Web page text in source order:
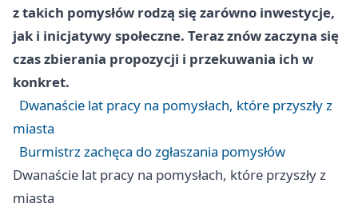
z takich pomysłów rodzą się zarówno inwestycje,
jak i inicjatywy społeczne. Teraz znów zaczyna się
czas zbierania propozycji i przekuwania ich w
konkret.
Dwanaście lat pracy na pomysłach, które przyszły z
miasta
Burmistrz zachęca do zgłaszania pomysłów
Dwanaście lat pracy na pomysłach, które przyszły z
miasta